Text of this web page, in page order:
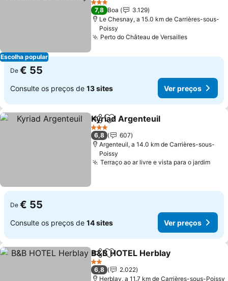
Escolha popular
3 Estrelas
7,8 Boa
3.129
Le Chesnay, a 15.0 km de Carrières-sous-
Poissy
Perto do Château de Versailles
De € 55
Consulte os preços de 13 sites Ver preços
PartilharAdicionar aos favoritos
Kyriad Argenteuil
3 Estrelas
6,8
607
Argenteuil, a 14.0 km de Carrières-sous-
Poissy
Terraço ao ar livre e vista para o jardim
De € 55
Consulte os preços de 14 sites Ver preços
PartilharAdicionar aos favoritos
B&B HOTEL Herblay
2 Estrelas
6,8
2.022
Herblay, a 11.7 km de Carrières-sous-Poissy